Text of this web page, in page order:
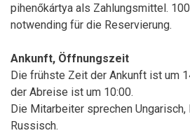
pihenőkártya als Zahlungsmittel.
notwending für die Reservierung.
Ankunft, Öffnungszeit
Die frühste Zeit der Ankunft ist um
der Abreise ist um 10:00.
Die Mitarbeiter sprechen Ungarisch,
Russisch.